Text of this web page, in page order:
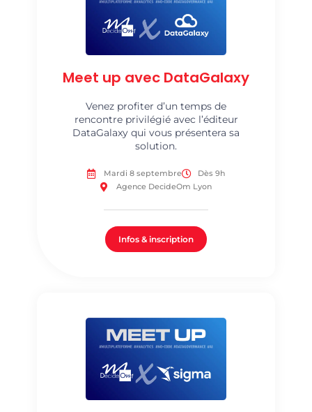
Meet up avec DataGalaxy
Venez profiter d’un temps de
rencontre privilégié avec l’éditeur
DataGalaxy qui vous présentera sa
solution.
Mardi 8 septembre
Dès 9h
Agence DecideOm Lyon
Infos & inscription